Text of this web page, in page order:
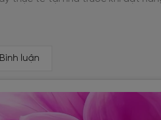
Bình luận